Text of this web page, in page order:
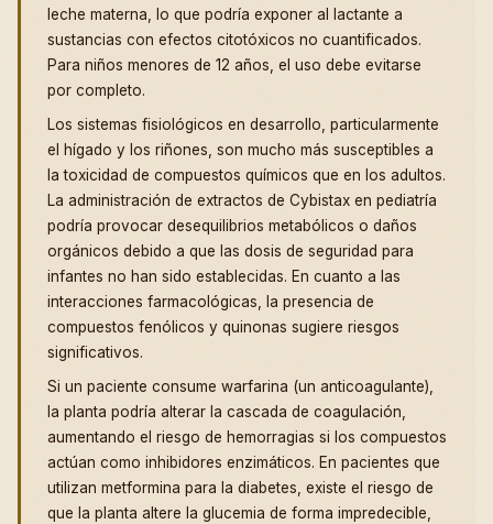
leche materna, lo que podría exponer al lactante a
sustancias con efectos citotóxicos no cuantificados.
Para niños menores de 12 años, el uso debe evitarse
por completo.
Los sistemas fisiológicos en desarrollo, particularmente
el hígado y los riñones, son mucho más susceptibles a
la toxicidad de compuestos químicos que en los adultos.
La administración de extractos de Cybistax en pediatría
podría provocar desequilibrios metabólicos o daños
orgánicos debido a que las dosis de seguridad para
infantes no han sido establecidas. En cuanto a las
interacciones farmacológicas, la presencia de
compuestos fenólicos y quinonas sugiere riesgos
significativos.
Si un paciente consume warfarina (un anticoagulante),
la planta podría alterar la cascada de coagulación,
aumentando el riesgo de hemorragias si los compuestos
actúan como inhibidores enzimáticos. En pacientes que
utilizan metformina para la diabetes, existe el riesgo de
que la planta altere la glucemia de forma impredecible,